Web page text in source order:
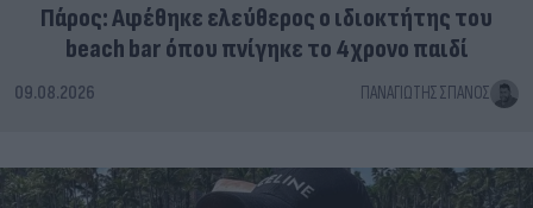
Πάρος: Αφέθηκε ελεύθερος ο ιδιοκτήτης του
beach bar όπου πνίγηκε το 4χρονο παιδί
09.08.2026 ΠΑΝΑΓΙΏΤΗΣ ΣΠΑΝΌΣ